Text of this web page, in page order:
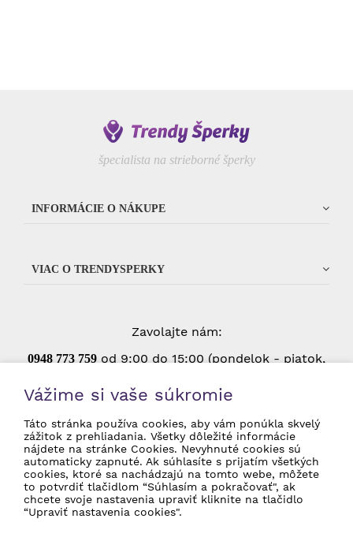
špecialista na strieborné šperky
INFORMÁCIE O NÁKUPE
VIAC O TRENDYSPERKY
Zavolajte nám:
0948 773 759 od 9:00 do 15:00 (pondelok - piatok,
Súhlasím so spracovaním osobných údajov
pre marketingové účely.Ochrana osobných
údajov
Vážime si vaše súkromie
Táto stránka používa cookies, aby vám ponúkla skvelý
zážitok z prehliadania. Všetky dôležité informácie
nájdete na stránke Cookies. Nevyhnuté cookies sú
automaticky zapnuté. Ak súhlasíte s prijatím všetkých
cookies, ktoré sa nachádzajú na tomto webe, môžete
to potvrdiť tlačidlom “Súhlasím a pokračovať", ak
chcete svoje nastavenia upraviť kliknite na tlačidlo
“Upraviť nastavenia cookies".